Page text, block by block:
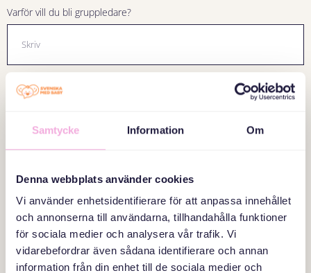
Samtycke Information Om
Denna webbplats använder cookies
Vi använder enhetsidentifierare för att anpassa innehållet
och annonserna till användarna, tillhandahålla funktioner
för sociala medier och analysera vår trafik. Vi
vidarebefordrar även sådana identifierare och annan
information från din enhet till de sociala medier och
Varför vill du bli gruppledare?
Berätta om dig, tidigare erfaranheter, kunskap eller annat av vikt för
ditt ideella engagemang
Skicka